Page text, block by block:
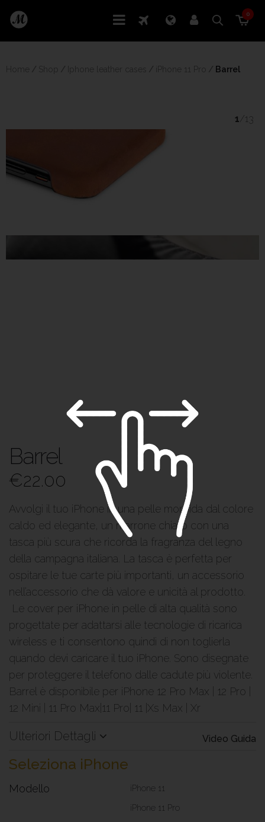
0
Barrel
1 /13
Barrel
€22.00
Avvolgi il tuo iPhone in una pelle morbida dal colore
caldo ed elegante, un marrone chiaro con una
tasca più scura che ricorda la fragranza del legno
della campagna italiana. La tasca è perfetta per
ospitare le tue carte più importanti, un accessorio
nell’accessorio che dà valore e unicità al prodotto.
Le cover per iPhone in pelle di alta qualità sono
progettate per adattarsi alle tecnologie di ricarica
wireless e ti consentono quindi di non toglierla
quando devi caricare il tuo iPhone. Sono disegnate
per proteggere il telefono dalle cadute più violente.
Barrel è disponibile per iPhone 12 Pro Max | 12 Pro |
12 Mini | 11 Pro Max|11 Pro| 11 |Xs Max | Xr
Video Guida
Ulteriori Dettagli
Seleziona iPhone
Modello iPhone 11
iPhone 11 Pro